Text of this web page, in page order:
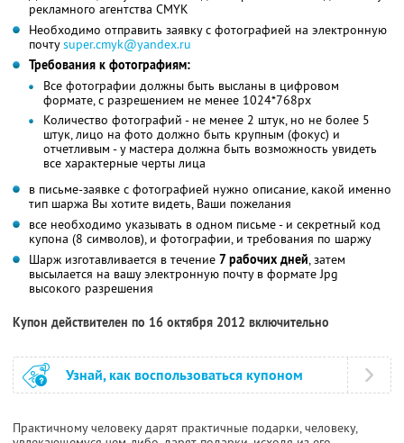
рекламного агентства CMYK
Необходимо отправить заявку с фотографией на электронную
почтуsuper.cmyk@yandex.ru
Требования к фотографиям:
Все фотографии должны быть высланы в цифровом
формате, с разрешением не менее 1024*768px
Количество фотографий - не менее 2 штук, но не более 5
штук, лицо на фото должно быть крупным (фокус) и
отчетливым - у мастера должна быть возможность увидеть
все характерные черты лица
в письме-заявке с фотографией нужно описание, какой именно
тип шаржа Вы хотите видеть, Ваши пожелания
все необходимо указывать в одном письме - и секретный код
купона (8 символов), и фотографии, и требования по шаржу
Шарж изготавливается в течение 7 рабочих дней, затем
высылается на вашу электронную почту в формате Jpg
высокого разрешения
Купон действителен по 16 октября 2012 включительно
Узнай, как воспользоваться купоном
Практичному человеку дарят практичные подарки, человеку,